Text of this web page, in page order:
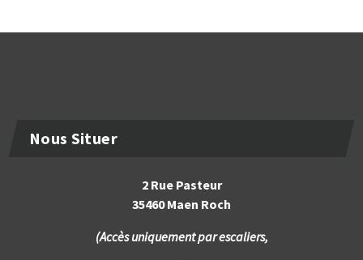
Nous Situer
2 Rue Pasteur
35460 Maen Roch
(Accès uniquement par escaliers,